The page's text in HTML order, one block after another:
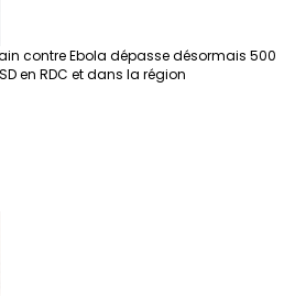
contre Ebola dépasse désormais 500
en RDC et dans la région